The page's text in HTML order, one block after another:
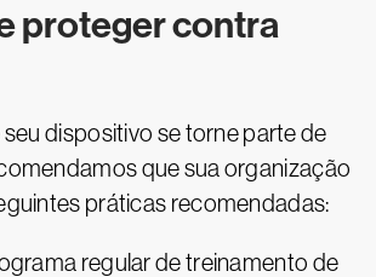
proteger contra
seu dispositivo se torne parte de
que sua organização
práticas recomendadas:
regular de treinamento de